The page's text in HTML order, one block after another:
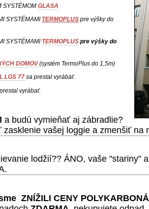
SYSTÉMOM GLASA
SYSTÉMAMI TERMOPLUS pre výšky do
SYSTÉMAMI TERMOPLUS pre výšky do
DOMOV(systém TermoPlus do 1,5m)
LGS 77 sa prestal vyrábať.
vyrábať.
a budú vymieňať aj zábradlie?
zasklenie vašej loggie a zmenšiť na
lodžií?? ÁNO, vaše "stariny"
ZNÍŽILI CENY